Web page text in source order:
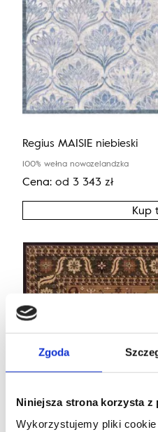
Zgoda
Niniejsza strona korzysta z
Wykorzystujemy pliki
Regius MAISIE niebieski
100% wełna nowozelandzka
Cena: od 3 343 zł
Kup